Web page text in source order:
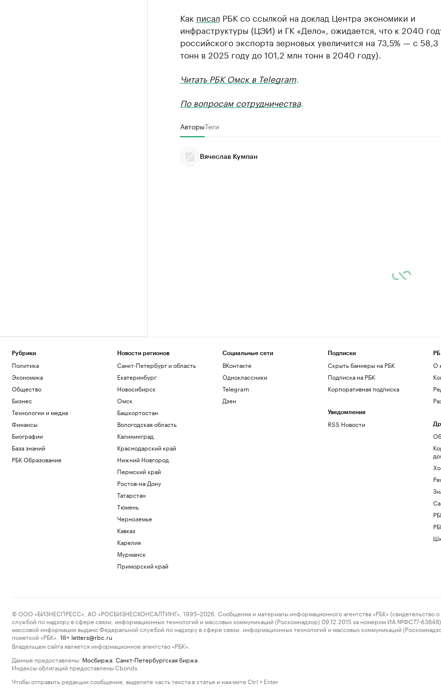
Как писал РБК со ссылкой на доклад Центра экономики и
инфраструктуры (ЦЭИ) и ГК «Дело», ожидается, что к 2040
российского экспорта зерновых увеличится на 73,5% — с
тонн в 2025 году до 101,2 млн тонн в 2040 году).
Читать РБК Омск в Telegram.
По вопросам сотрудничества.
АвторыТеги
Вячеслав Кумпан
Рубрики
Политика
Экономика
Общество
Бизнес
Технологии и медиа
Финансы
Биографии
База знаний
РБК Образование
Новости регионов
Санкт-Петербург и область
Екатеринбург
Новосибирск
Омск
Башкортостан
Вологодская область
Калининград
Краснодарский край
Нижний Новгород
Пермский край
Ростов-на-Дону
Татарстан
Тюмень
Черноземье
Кавказ
Карелия
Мурманск
Приморский край
Социальные сети
ВКонтакте
Одноклассники
Telegram
Дзен
Подписки
Скрыть баннеры на РБК
Подписка на РБК
Корпоративная подписка
Уведомления
RSS Новости
О
© ООО «БИЗНЕСПРЕСС», АО «РОСБИЗНЕСКОНСАЛТИНГ», 1995–2026. Сообщения и материалы информационного агентства «РБК» (свидетельство о
службой по надзору в сфере связи, информационных технологий и массовых коммуникаций (Роскомнадзор) 09.12.2015 за номером ИА №ФС77-63848)
массовой информации выдано Федеральной службой по надзору в сфере связи, информационных технологий и массовых коммуникаций
пометкой «РБК».
18+ letters@rbc.ru
Владельцем сайта является информационное агентство «РБК».
Данные предоставлены: Мосбиржа Санкт-Петербургская биржа
Индексы облигаций предоставлены Cbonds.
Чтобы отправить редакции сообщение, выделите часть текста в статье и нажмите Ctrl + Enter